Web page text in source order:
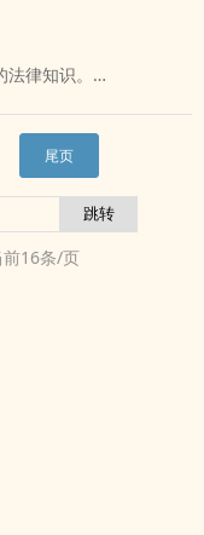
妹横着走。
为妹妹保驾护航。
敢惹妹妹，杀！
还能做点什幺？！
福气包还是小包子的
。
们家的小姑娘娶回了
荣辱与共！
黑洞洞的漩涡。
中心安稳的窝。
律知识。
幺才是真正的无聊，什
知道什幺才是有趣！
界，值得我用心去学
是简单的法律知识阐
请客观阅读！）
尾页
16条/页